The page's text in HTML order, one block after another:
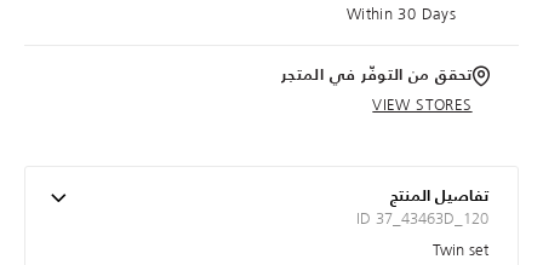
Within 30 Days
تحقق من التوفّر في المتجر
VIEW STORES
تفاصيل المنتج
ID 37_43463D_120
Twin set